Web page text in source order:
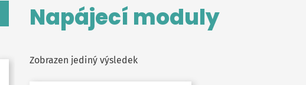
Napájecí moduly
Zobrazen jediný výsledek